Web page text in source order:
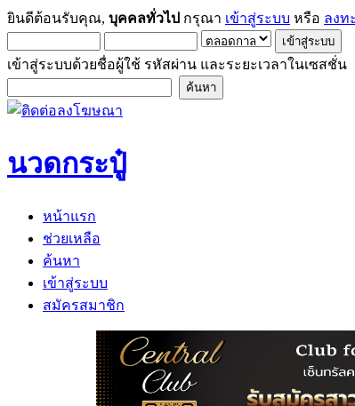
ยินดีต้อนรับคุณ, บุคคลทั่วไป กรุณา เข้าสู่ระบบ หรือ ลงท
เข้าสู่ระบบด้วยชื่อผู้ใช้ รหัสผ่าน และระยะเวลาในเซสชั่น
นวดกระปู๋
หน้าแรก
ช่วยเหลือ
ค้นหา
เข้าสู่ระบบ
สมัครสมาชิก